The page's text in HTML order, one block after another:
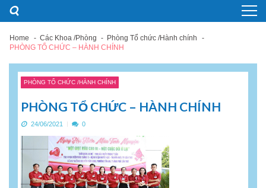
Skip
navigation
Skip
content
Home Các Khoa /Phòng
Phòng Tổ chức /Hành chính
PHÒNG TỔ CHỨC – HÀNH CHÍNH
PHÒNG TỔ CHỨC /HÀNH CHÍNH
PHÒNG TỔ CHỨC – HÀNH CHÍNH
24/06/2021 0